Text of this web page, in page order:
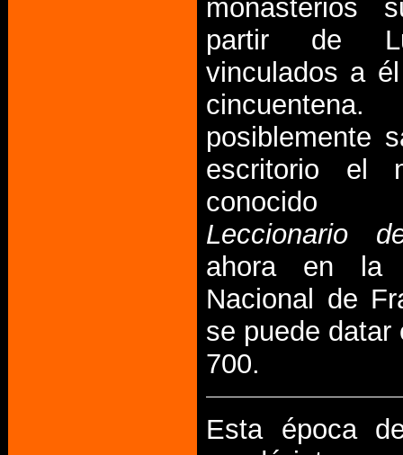
monasterios
partir de
vinculados a
posiblemente
escritorio el
Leccionario
ahora en la
Nacional de
se puede datar
700.
Esta época